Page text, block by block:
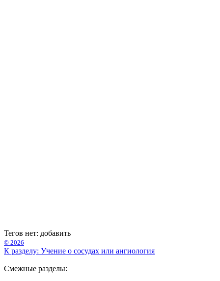
Тегов нет: добавить
© 2026
К разделу: Учение о сосудах или ангиология
Смежные разделы: